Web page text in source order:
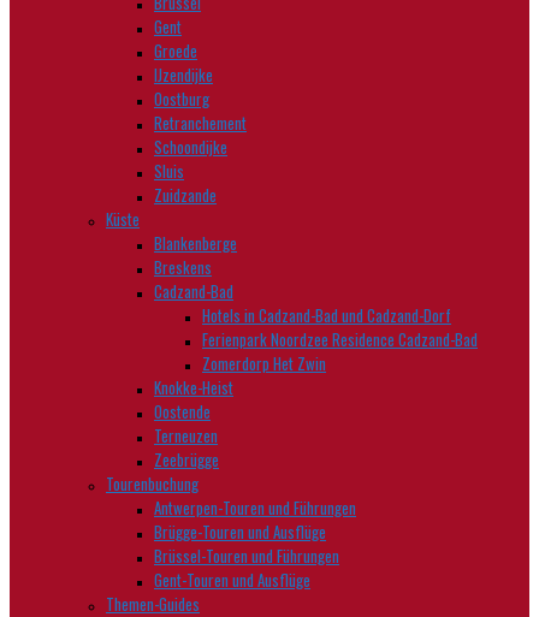
Gent
Groede
IJzendijke
Oostburg
Retranchement
Schoondijke
Sluis
Zuidzande
Küste
Blankenberge
Breskens
Cadzand-Bad
Hotels in Cadzand-Bad und Cadzand-Dorf
Ferienpark Noordzee Residence Cadzand-Bad
Zomerdorp Het Zwin
Knokke-Heist
Oostende
Terneuzen
Zeebrügge
Tourenbuchung
Antwerpen-Touren und Führungen
Brügge-Touren und Ausflüge
Brüssel-Touren und Führungen
Gent-Touren und Ausflüge
Themen-Guides